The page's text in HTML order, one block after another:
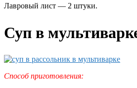
Лавровый лист — 2 штуки.
Суп в
Способ приготовления: